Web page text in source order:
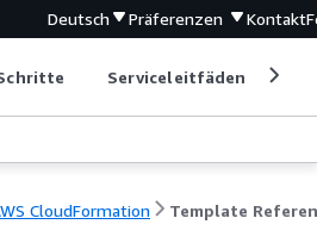
Deutsch Präferenzen Kontakt
Serviceleitfäden
CloudFormation Template